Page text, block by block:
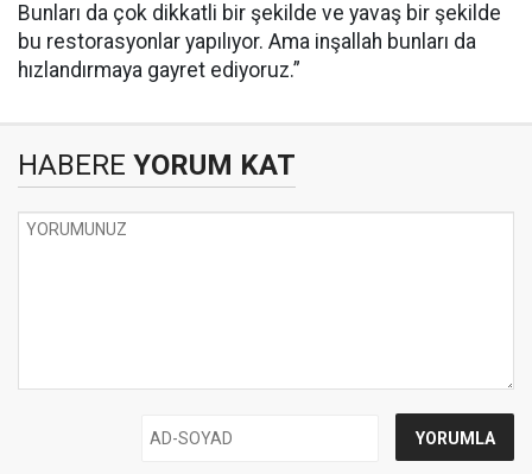
Bunları da çok dikkatli bir şekilde ve yavaş bir şekilde
bu restorasyonlar yapılıyor. Ama inşallah bunları da
hızlandırmaya gayret ediyoruz.”
HABERE YORUM KAT